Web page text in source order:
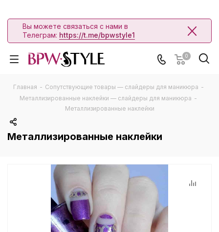
Вы можете связаться с нами в
Телеграм: https://t.me/bpwstyle1
0
Главная - Сопутствующие товары — слайдеры для маникюра -
Металлизированные наклейки — слайдеры для маникюра -
Металлизированные наклейки
Металлизированные наклейки